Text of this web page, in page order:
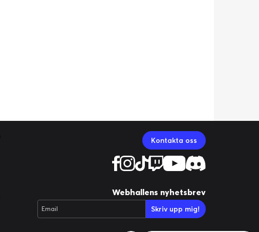
Kontakta oss
Webhallens nyhetsbrev
Email Skriv upp mig!